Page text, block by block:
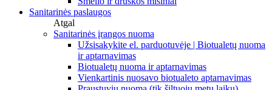
Sanitarinės paslaugos
Atgal
Sanitarinės įrangos nuoma
Užsisakykite el. parduotuvėje | Biotualetų nuoma
ir aptarnavimas
Biotualetų nuoma ir aptarnavimas
Vienkartinis nuosavo biotualeto aptarnavimas